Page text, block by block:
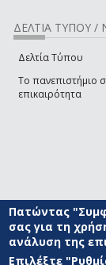
ΔΕΛΤΙΑ ΤΥΠΟΥ /
Δελτία Τύπου
Το πανεπιστήμιο
επικαιρότητα
© ΠΑΝΕΠΙΣΤΗΜΙΟ
ΑΝΑΠΤΥΞΗΣ
Πατώντας
σας για τη
ανάλυση της
Επιλέξτε